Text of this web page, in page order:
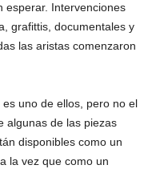
esperar. Intervenciones
grafittis, documentales y
las aristas comenzaron
es uno de ellos, pero no el
algunas de las piezas
disponibles como un
la vez que como un